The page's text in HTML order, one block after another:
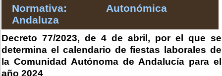
Normativa: Autonómica
Andaluza
Decreto 77/2023, de 4 de abril, por el que se
determina el calendario de fiestas laborales de
la Comunidad Autónoma de Andalucía para el
año 2024